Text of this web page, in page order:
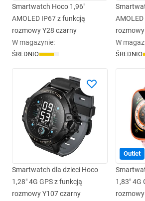
Smartwatch Hoco 1,96"
AMOLED IP67 z funkcją
rozmowy Y28 czarny
W magazynie:
ŚREDNIO
W
ŚREDNIO
Smartwatch dla dzieci Hoco
1,28" 4G GPS z funkcją
rozmowy Y107 czarny
Outlet
1,83" 4G